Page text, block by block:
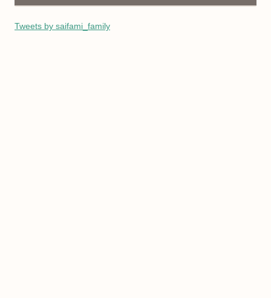
Tweets by saifami_family